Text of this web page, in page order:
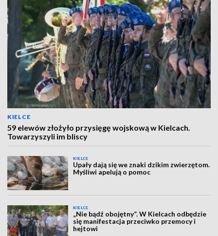
KIELCE
59 elewów złożyło przysięgę wojskową w Kielcach.
Towarzyszyli im bliscy
KIELCE
Upały dają się we znaki dzikim zwierzętom.
Myśliwi apelują o pomoc
KIELCE
„Nie bądź obojętny”. W Kielcach odbędzie
się manifestacja przeciwko przemocy i
hejtowi